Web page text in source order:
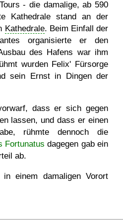
- die damalige, ab 590
Kathedrale stand an der
Kathedrale. Beim Einfall der
organisierte er den
des Hafens war ihm
wurden Felix' Fürsorge
sein Ernst in Dingen der
dass er sich gegen
lassen, und dass er einen
rühmte dennoch die
Fortunatus dagegen gab ein
ab.
einem damaligen Vorort